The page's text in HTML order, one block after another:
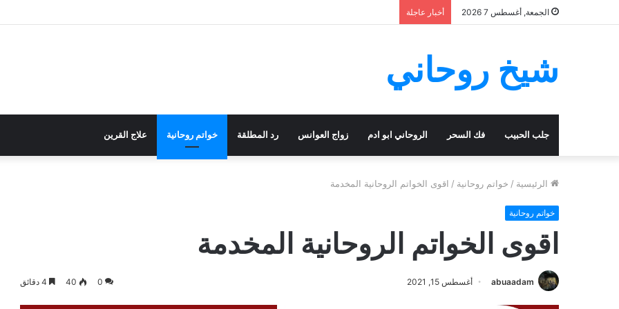
الجمعة, أغسطس 7 2026 أخبار عاجلة
شيخ روحاني
جلب الحبيب فك السحر الروحاني ابو ادم زواج العوانس رد المطلقة خواتم روحانية علاج القرين
الرئيسية / خواتم روحانية / اقوى الخواتم الروحانية المخدمة
خواتم روحانية
اقوى الخواتم الروحانية المخدمة
abuaadam أغسطس 15, 2021 0
40